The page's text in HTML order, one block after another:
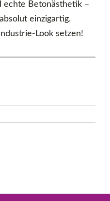
echte Betonästhetik –
einzigartig.
Look setzen!